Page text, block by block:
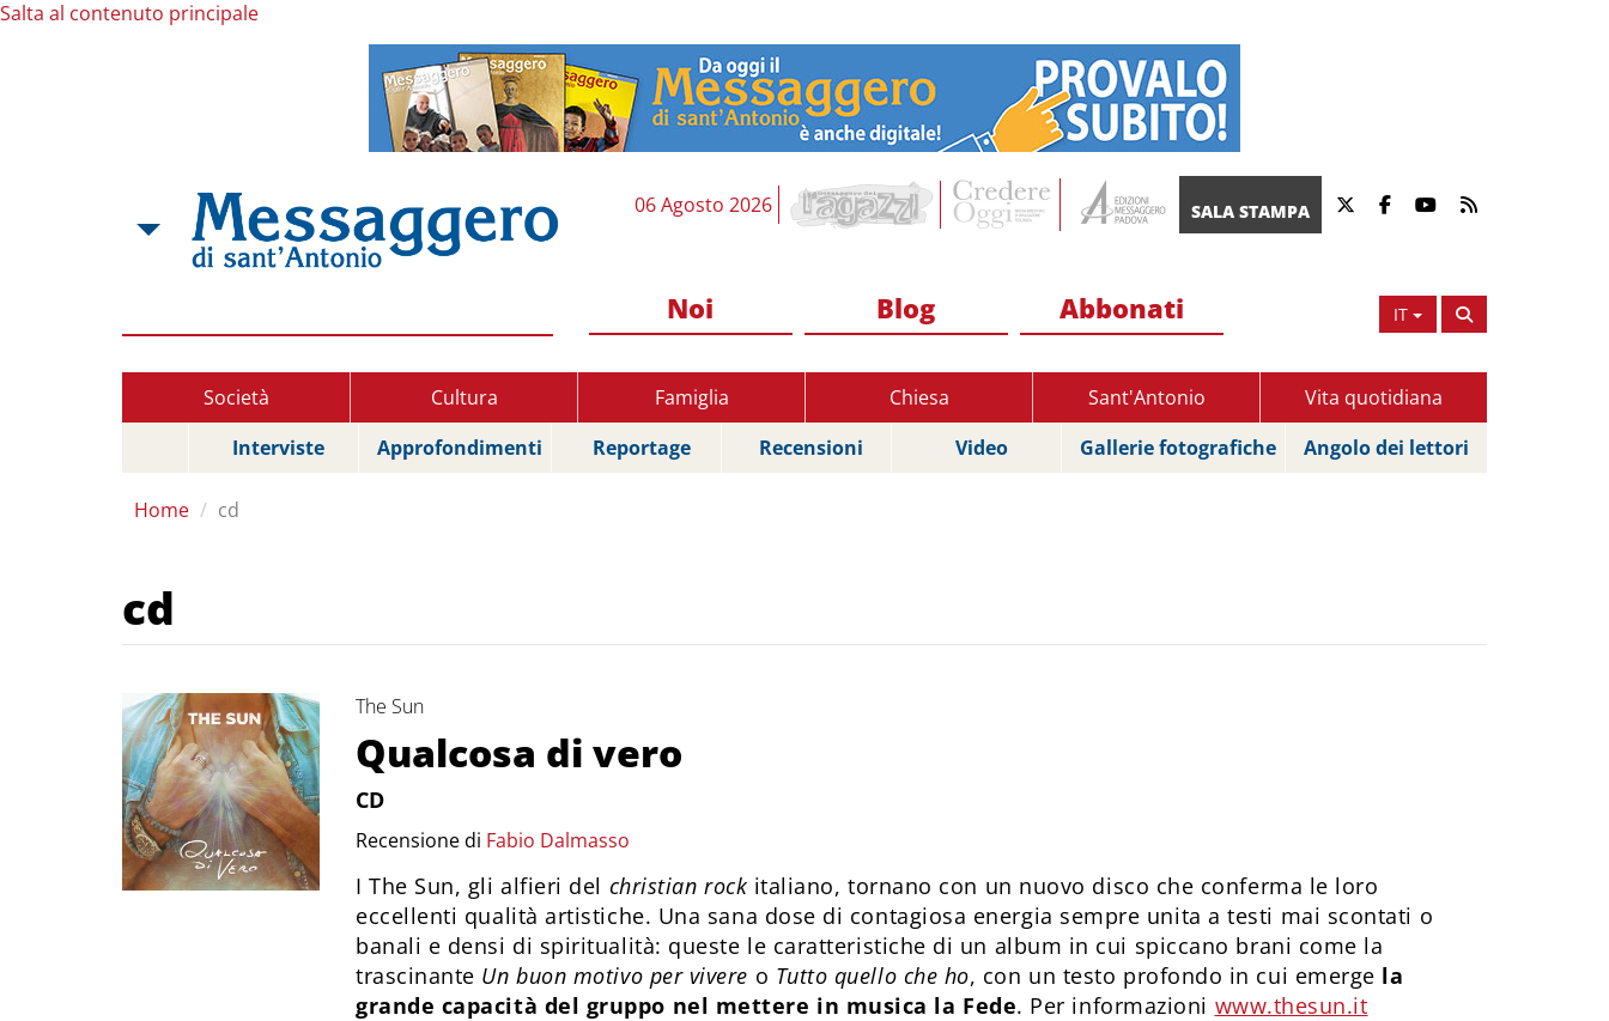
Salta al contenuto principale
06 Agosto 2026 SALA STAMPA
IT
Noi Blog Abbonati
Società Cultura Famiglia Chiesa Sant'Antonio
Vita quotidiana
Interviste
Approfondimenti Reportage Recensioni Video Gallerie fotografiche Angolo dei lettori
Home cd
cd
The Sun
Qualcosa di vero
CD
Recensione di Fabio Dalmasso
I The Sun, gli alfieri del christian rock italiano, tornano con un nuovo disco che conferma le loro
eccellenti qualità artistiche. Una sana dose di contagiosa energia sempre unita a testi mai scontati o
banali e densi di spiritualità: queste le caratteristiche di un album in cui spiccano brani come la
trascinante Un buon motivo per vivere o Tutto quello che ho, con un testo profondo in cui emerge la
grande capacità del gruppo nel mettere in musica la Fede. Per informazioni www.thesun.it